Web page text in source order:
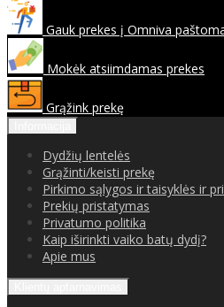
Gauk prekes į Omniva
Mokėk atsiimdamas prekes
Grąžink prekę
Dydžių lentelės
Grąžinti/keisti prekę
Pirkimo sąlygos ir taisyklės ir
Prekių pristatymas
Privatumo politika
Kaip iširinkti vaiko batų dydį?
Apie mus